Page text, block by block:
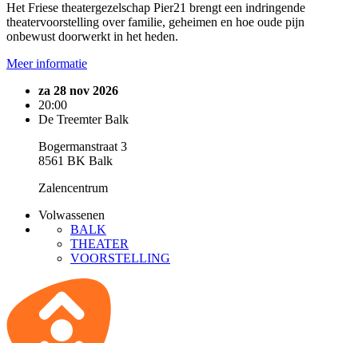
Het Friese theatergezelschap Pier21 brengt een indringende
theatervoorstelling over familie, geheimen en hoe oude pijn
onbewust doorwerkt in het heden.
Meer informatie
za 28 nov 2026
20:00
De Treemter Balk
Bogermanstraat 3
8561 BK Balk
Zalencentrum
Volwassenen
BALK
THEATER
VOORSTELLING